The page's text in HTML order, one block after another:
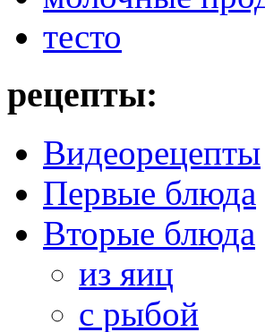
тесто
рецепты:
Видеорецепты
Первые блюда
Вторые блюда
из яиц
с рыбой